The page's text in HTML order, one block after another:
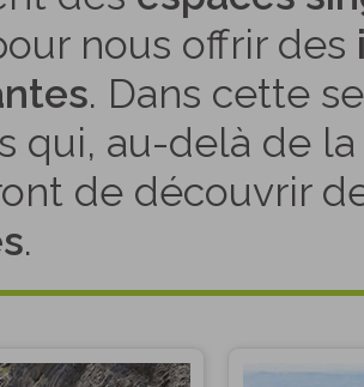
nous offrir des
. Dans cette
qui, au-delà de
de découvrir
.